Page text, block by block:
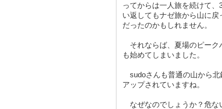
ってからは一人旅を続けて
い返してもナゼ旅から山に
だったのかもしれません。
それならば、夏場のピーク
も始めてしまいました。
sudoさんも普通の山から北
アップされていますね。
なぜなのでしょうか？危な